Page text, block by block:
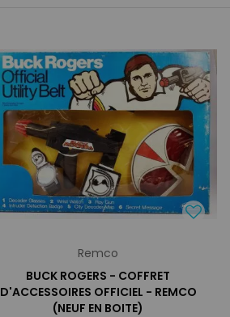
Remco
BUCK ROGERS - COFFRET
D'ACCESSOIRES OFFICIEL - REMCO
(NEUF EN BOITE)